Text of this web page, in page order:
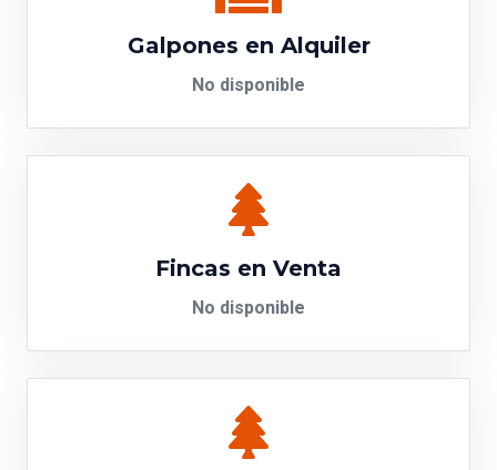
Galpones en Alquiler
No disponible
Fincas en Venta
No disponible